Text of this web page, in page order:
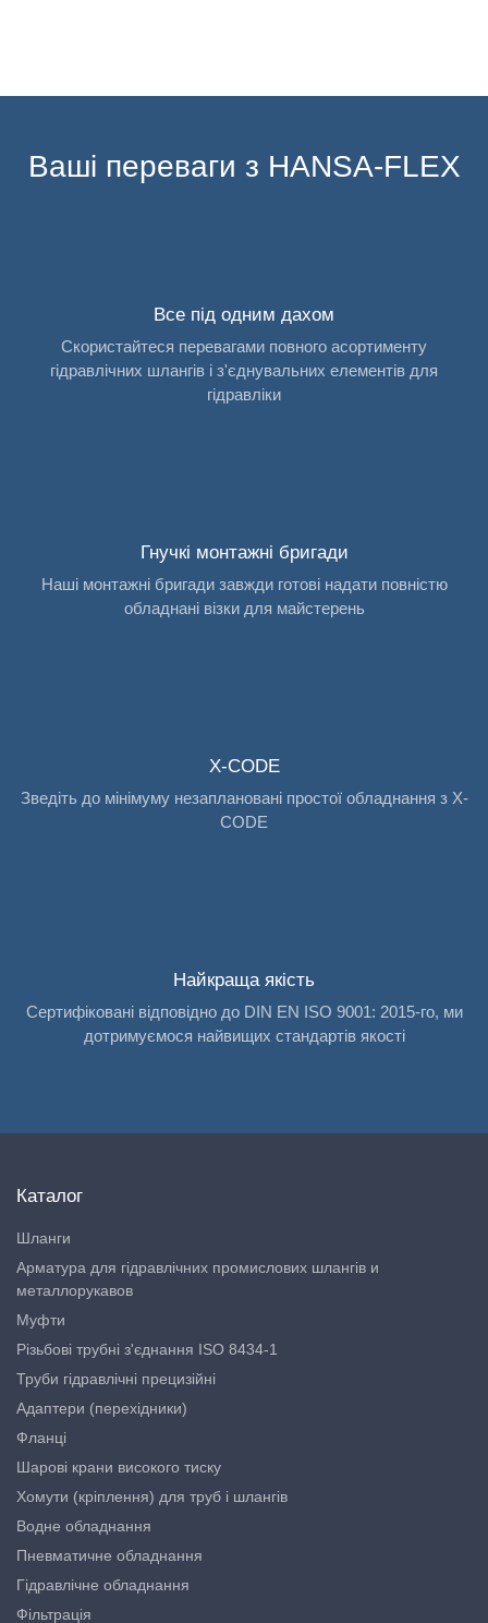
Ваші переваги з HANSA-FLEX
Все під одним дахом
Скористайтеся перевагами повного асортименту
гідравлічних шлангів і з'єднувальних елементів для
гідравліки
Гнучкі монтажні бригади
Наші монтажні бригади завжди готові надати повністю
обладнані візки для майстерень
X-CODE
Зведіть до мінімуму незаплановані простої обладнання з X-
CODE
Найкраща якість
Сертифіковані відповідно до DIN EN ISO 9001: 2015-го, ми
дотримуємося найвищих стандартів якості
Каталог
Шланги
Арматура для гідравлічних промислових шлангів и
металлорукавов
Муфти
Різьбові трубні з'єднання ISO 8434-1
Труби гідравлічні прецизійні
Адаптери (перехідники)
Фланці
Шарові крани високого тиску
Хомути (кріплення) для труб і шлангів
Водне обладнання
Пневматичне обладнання
Гідравлічне обладнання
Фільтрація